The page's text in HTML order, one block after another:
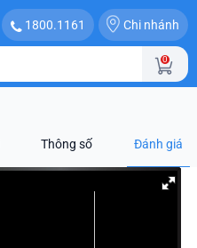
1800.1161 Chi nhánh
0
Thông số Đánh giá